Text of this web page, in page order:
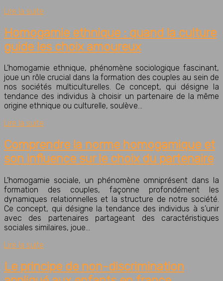
Lire la suite
Homogamie ethnique : quand la culture
guide les choix amoureux
L’homogamie ethnique, phénomène sociologique fascinant,
joue un rôle crucial dans la formation des couples au sein de
nos sociétés multiculturelles. Ce concept, qui désigne la
tendance des individus à choisir un partenaire de la même
origine ethnique ou culturelle, soulève…
Lire la suite
Comprendre la norme homogamique et
son influence sur le choix du partenaire
L’homogamie sociale, un phénomène omniprésent dans la
formation des couples, façonne profondément les
dynamiques relationnelles et la structure de notre société.
Ce concept, qui désigne la tendance des individus à s’unir
avec des partenaires partageant des caractéristiques
sociales similaires, joue…
Lire la suite
Le principe de non-discrimination